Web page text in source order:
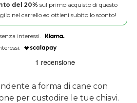
del 20% sul primo acquisto di questo
nel carrello ed ottieni subito lo sconto!
senza interessi.
a forma di cane con
per custodire le tue chiavi.